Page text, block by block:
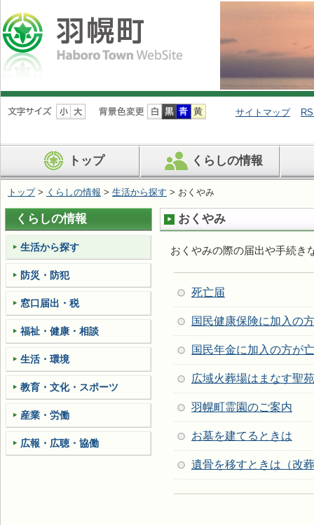
ナ
ビ
ン
を
ば
す
サイトマップ
トップ くらしの情報
トップ> くらしの情報 > 生活から探す > おくやみ
おくやみ
おくやみの際の届出や手続き
死亡届
国民健康保険に加入の
国民年金に加入の方が
広域火葬場はまなす聖苑
羽幌町霊園のご案内
お墓を建てるときは
遺骨を移すときは（改
くらしの情報
生活から探す
防災・防犯
窓口届出・税
福祉・健康・相談
生活・環境
教育・文化・スポーツ
産業・労働
広報・広聴・協働